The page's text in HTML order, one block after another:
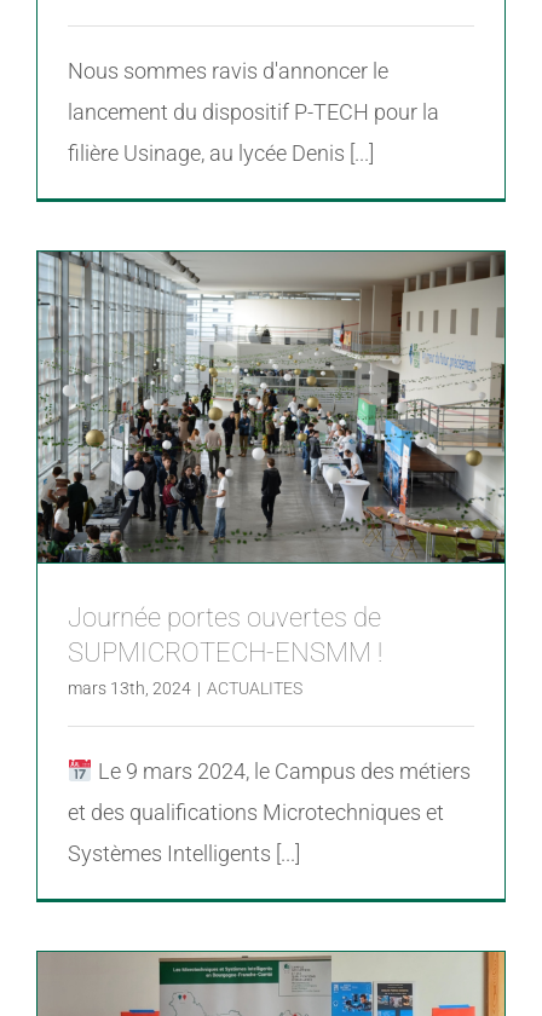
Nous sommes ravis d'annoncer le
lancement du dispositif P-TECH pour la
filière Usinage, au lycée Denis [...]
Journée portes ouvertes de
SUPMICROTECH-ENSMM !
mars 13th, 2024 | ACTUALITES
Le 9 mars 2024, le Campus des métiers
et des qualifications Microtechniques et
Systèmes Intelligents [...]